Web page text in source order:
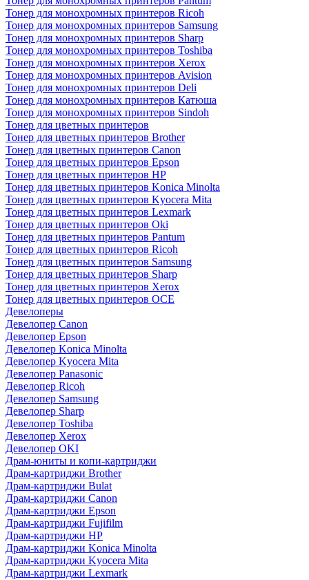
Тонер для монохромных принтеров Ricoh
Тонер для монохромных принтеров Samsung
Тонер для монохромных принтеров Sharp
Тонер для монохромных принтеров Toshiba
Тонер для монохромных принтеров Xerox
Тонер для монохромных принтеров Avision
Тонер для монохромных принтеров Deli
Тонер для монохромных принтеров Катюша
Тонер для монохромных принтеров Sindoh
Тонер для цветных принтеров
Тонер для цветных принтеров Brother
Тонер для цветных принтеров Canon
Тонер для цветных принтеров Epson
Тонер для цветных принтеров HP
Тонер для цветных принтеров Konica Minolta
Тонер для цветных принтеров Kyocera Mita
Тонер для цветных принтеров Lexmark
Тонер для цветных принтеров Oki
Тонер для цветных принтеров Pantum
Тонер для цветных принтеров Ricoh
Тонер для цветных принтеров Samsung
Тонер для цветных принтеров Sharp
Тонер для цветных принтеров Xerox
Тонер для цветных принтеров OCE
Девелоперы
Девелопер Canon
Девелопер Epson
Девелопер Konica Minolta
Девелопер Kyocera Mita
Девелопер Panasonic
Девелопер Ricoh
Девелопер Samsung
Девелопер Sharp
Девелопер Toshiba
Девелопер Xerox
Девелопер OKI
Драм-юниты и копи-картриджи
Драм-картриджи Brother
Драм-картриджи Bulat
Драм-картриджи Canon
Драм-картриджи Epson
Драм-картриджи Fujifilm
Драм-картриджи HP
Драм-картриджи Konica Minolta
Драм-картриджи Kyocera Mita
Драм-картриджи Lexmark